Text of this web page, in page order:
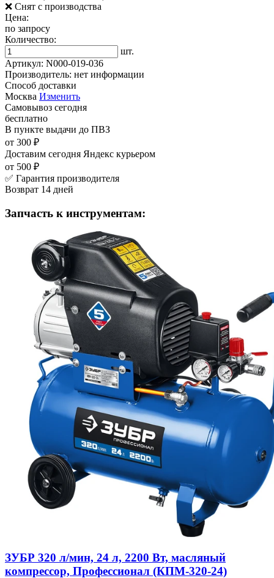
❌ Снят с производства
Цена:
по запросу
Количество:
шт.
Артикул: N000-019-036
Производитель: нет информации
Способ доставки
Москва Изменить
Самовывоз сегодня
бесплатно
В пункте выдачи до ПВЗ
от 300 ₽
Доставим сегодня Яндекс курьером
от 500 ₽
✅ Гарантия производителя
Возврат 14 дней
Запчасть к инструментам:
ЗУБР 320 л/мин, 24 л, 2200 Вт, масляный
компрессор, Профессионал (КПМ-320-24)